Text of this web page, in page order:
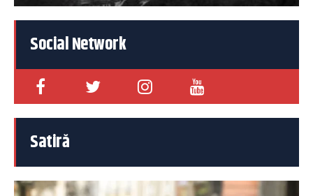
Social Network
Satiră